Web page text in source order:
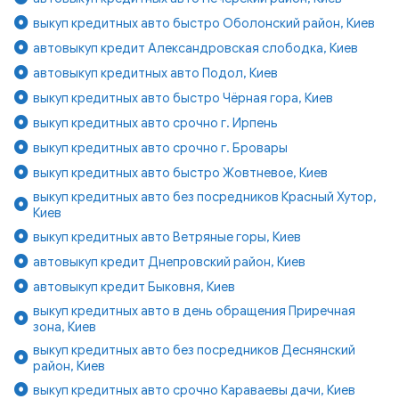
выкуп кредитных авто быстро Оболонский район, Киев
автовыкуп кредит Александровская слободка, Киев
автовыкуп кредитных авто Подол, Киев
выкуп кредитных авто быстро Чёрная гора, Киев
выкуп кредитных авто срочно г. Ирпень
выкуп кредитных авто срочно г. Бровары
выкуп кредитных авто быстро Жовтневое, Киев
выкуп кредитных авто без посредников Красный Хутор,
Киев
выкуп кредитных авто Ветряные горы, Киев
автовыкуп кредит Днепровский район, Киев
автовыкуп кредит Быковня, Киев
выкуп кредитных авто в день обращения Приречная
зона, Киев
выкуп кредитных авто без посредников Деснянский
район, Киев
выкуп кредитных авто срочно Караваевы дачи, Киев